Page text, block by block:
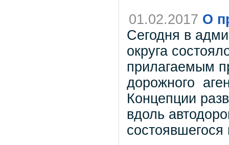
01.02.2017 О
Сегодня в
округа
прилагаемым
дорожного
Концепции
вдоль
состоявшегося